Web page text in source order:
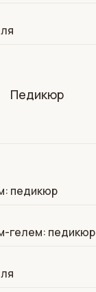
Педикюр
педикюр
гелем: педикюр